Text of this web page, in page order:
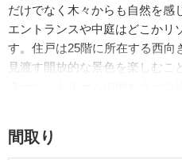
だけでなく木々からも自然を感
エントランスや中庭はどこかリ
す。住戸は25階に所在する西向
見渡す開放的な景色を楽しむこ
ターベッドルームの他もう一つ
間取り